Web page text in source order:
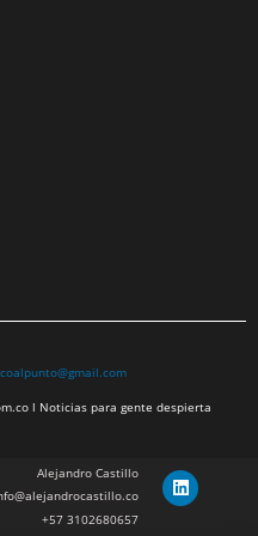
l Noticias para gente despierta
Alejandro Castillo
+57 3102680657